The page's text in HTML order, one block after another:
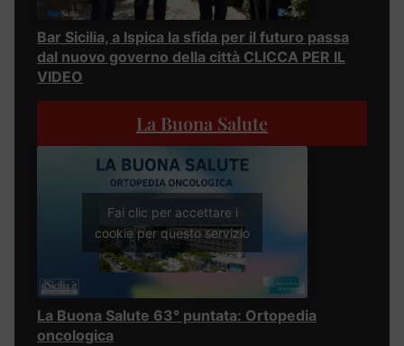
Bar Sicilia, a Ispica la sfida per il futuro passa
dal nuovo governo della città CLICCA PER IL
VIDEO
La Buona Salute
Fai clic per accettare i
cookie per questo servizio
La Buona Salute 63° puntata: Ortopedia
oncologica